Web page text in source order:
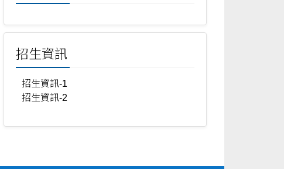
招生資訊
招生資訊-1
招生資訊-2